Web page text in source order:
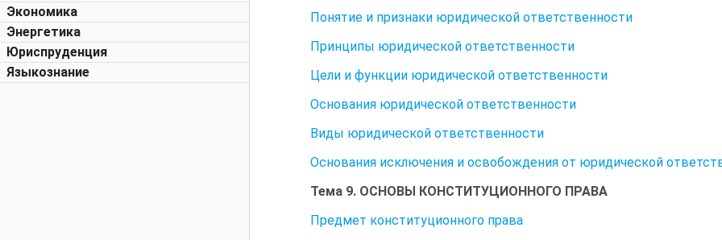
Экономика
Энергетика
Юриспруденция
Языкознание
Понятие и признаки юридической ответственности
Принципы юридической ответственности
Цели и функции юридической ответственности
Основания юридической ответственности
Виды юридической ответственности
Основания исключения и освобождения от юридической
Тема 9. ОСНОВЫ КОНСТИТУЦИОННОГО ПРАВА
Предмет конституционного права